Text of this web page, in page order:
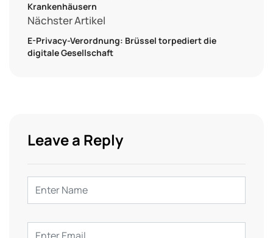
Krankenhäusern
Nächster Artikel
E-Privacy-Verordnung: Brüssel torpediert die
digitale Gesellschaft
Leave a Reply